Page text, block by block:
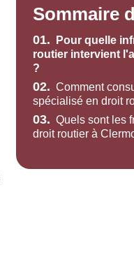
Sommaire
01.
Pour quelle
routier intervient
?
02. Comment
spécialisé en droit
03. Quels sont les
droit routier à